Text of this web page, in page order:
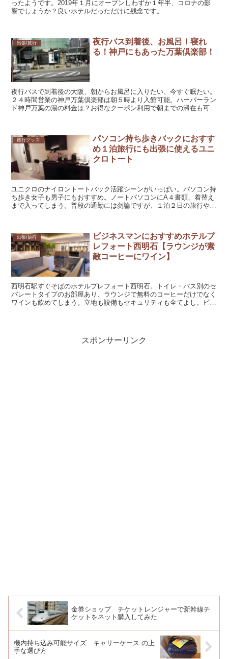
ったようです。2019年１月にオープンしわずか１年半、コロナの影
響でしょうか？良いホテルだっただけに残念です。
出張/旅行
夜行バス到着後、お風呂！寝れ
る！神戸にもあった万葉倶楽部！
夜行バスで到着後の大阪、朝からお風呂に入りたい、今すぐ眠たい。
２４時間営業の神戸万葉倶楽部は朝５時より入館可能。ハーバーラン
ド神戸万葉の湯の料金は？お得なクーポン利用で朝までの滞在も可
旅行グッズ
パソコン持ち歩きバックにおすす
め１泊旅行にも出張に使えるユニ
クロトート
ユニクロのナイロントートバック活躍シーンがいっぱい。パソコン持
ち歩き女子も男子にもおすすめ。ノートパソコンにA４書類、着替え
まで入ってしまう。普段の通勤には勿論ですが、１泊２日の旅行や出
出張/旅行
ビジネスマンにおすすめホテルプ
レフォート西明石【ラウンジが素
敵コーヒーにワイン】
西明石駅すぐそばのホテルプレフォート西明石。トイレ・バス別のセ
パレートタイプのお部屋あり、ラウンジで無料のコーヒーだけでなく
ワインも飲めてしまう。立地も設備もセキュリティも全てよし。ビジ
スポンサーリンク
金券ショップ チケットレンジャーで新幹線チ
ケットをネット購入してみた
機内持ち込み可能サイズ キャリーケース の上
手な選び方